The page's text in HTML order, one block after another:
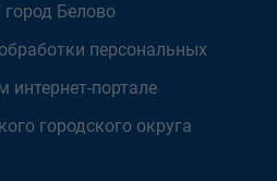
Белово
персональных
портале
городского округа